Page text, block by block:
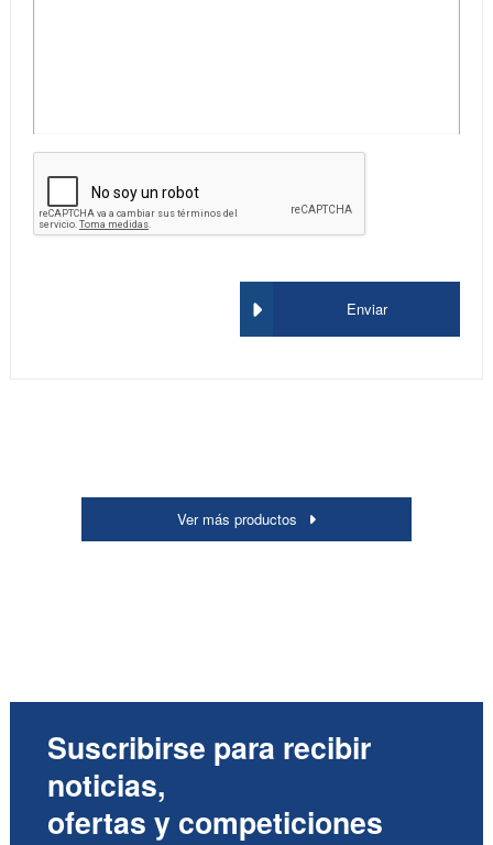
Enviar
Ver más productos
Suscribirse para recibir
noticias,
ofertas y competiciones